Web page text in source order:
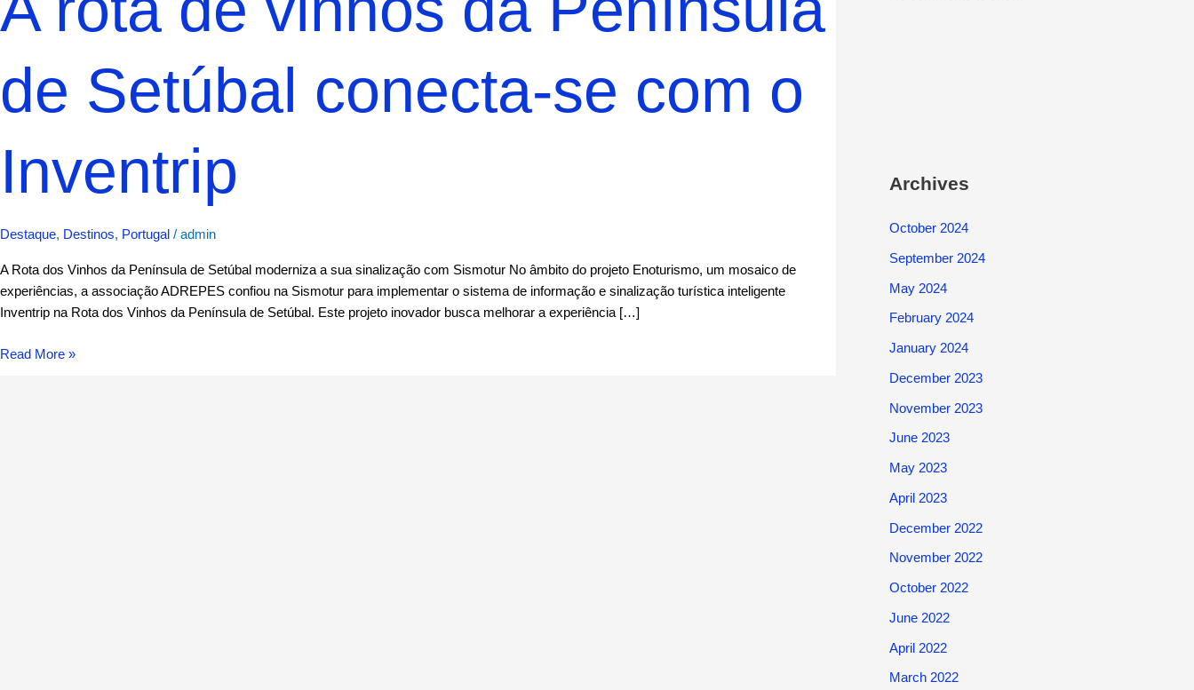
de Setúbal conecta-se com o
Inventrip
Destaque, Destinos, Portugal / admin
A Rota dos Vinhos da Península de Setúbal moderniza a sua sinalização com Sismotur No âmbito do projeto Enoturismo, um mosaico de
experiências, a associação ADREPES confiou na Sismotur para implementar o sistema de informação e sinalização turística inteligente
Inventrip na Rota dos Vinhos da Península de Setúbal. Este projeto inovador busca melhorar a experiência […]
Read More »
Archives
October 2024
September 2024
May 2024
February 2024
January 2024
December 2023
November 2023
June 2023
May 2023
April 2023
December 2022
November 2022
October 2022
June 2022
April 2022
March 2022